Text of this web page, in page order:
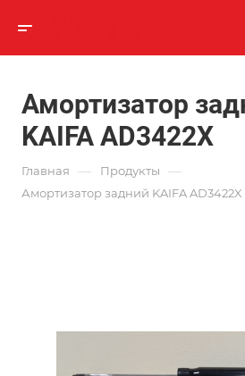
Амортизатор
KAIFA AD3422X
Главная — Продукты —
Амортизатор задний KAIFA AD3422X